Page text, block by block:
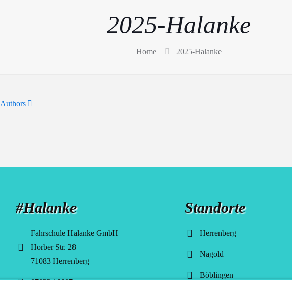
2025-Halanke
Home 2025-Halanke
Authors
#Halanke
Fahrschule Halanke GmbH
Horber Str. 28
71083 Herrenberg
07032 / 6607
Standorte
Herrenberg
Nagold
Böblingen